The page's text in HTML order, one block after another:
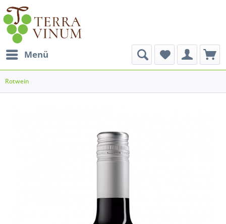
Menü
Rotwein